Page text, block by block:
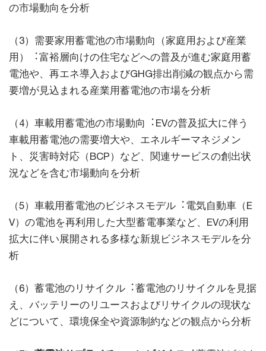
の市場動向を分析
（3）需要家用蓄電池の市場動向（家庭用および産業
用）︓富裕層向けの住宅などへの普及が進む家庭用蓄
電池や、再エネ導入およびGHG排出削減の観点から需
要増が見込まれる産業用蓄電池の市場を分析
（4）車載用蓄電池の市場動向︓EVの普及拡大に伴う
車載用蓄電池の需要増大や、エネルギーマネジメン
ト、災害時対応（BCP）など、関連サービスの創出状
況などを含む市場動向を分析
（5）車載用蓄電池のビジネスモデル︓電気自動車（E
V）の電池を再利用した大型蓄電事業など、EVの利用
拡大に伴い展開される多様な新規ビジネスモデルを分
析
（6）蓄電池のリサイクル︓蓄電池のリサイクルを見据
え、バッテリーのリユースおよびリサイクルの現状な
どについて、環境保全や資源制約などの観点から分析